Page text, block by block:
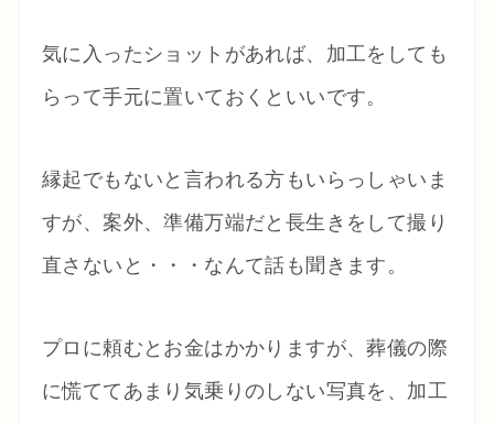
気に入ったショットがあれば、加工をしても
らって手元に置いておくといいです。
縁起でもないと言われる方もいらっしゃいま
すが、案外、準備万端だと長生きをして撮り
直さないと・・・なんて話も聞きます。
プロに頼むとお金はかかりますが、葬儀の際
に慌ててあまり気乗りのしない写真を、加工